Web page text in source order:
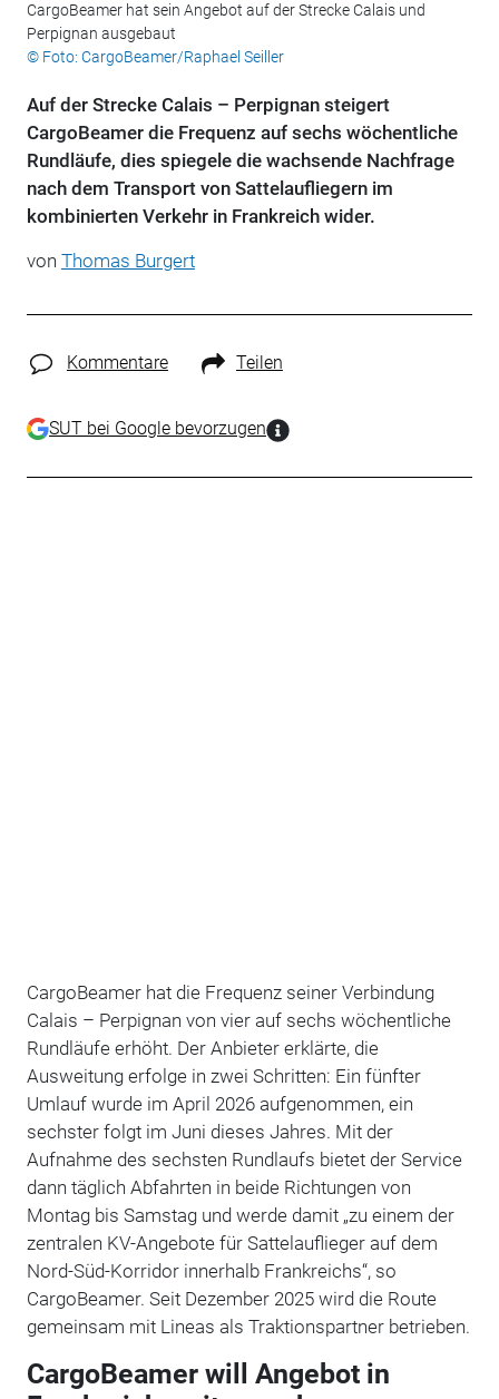
CargoBeamer hat sein Angebot auf der Strecke Calais und
Perpignan ausgebaut
© Foto: CargoBeamer/Raphael Seiller
Auf der Strecke Calais – Perpignan steigert
CargoBeamer die Frequenz auf sechs wöchentliche
Rundläufe, dies spiegele die wachsende Nachfrage
nach dem Transport von Sattelaufliegern im
kombinierten Verkehr in Frankreich wider.
von Thomas Burgert
Kommentare Teilen
SUT bei Google bevorzugen
CargoBeamer hat die Frequenz seiner Verbindung
Calais – Perpignan von vier auf sechs wöchentliche
Rundläufe erhöht. Der Anbieter erklärte, die
Ausweitung erfolge in zwei Schritten: Ein fünfter
Umlauf wurde im April 2026 aufgenommen, ein
sechster folgt im Juni dieses Jahres. Mit der
Aufnahme des sechsten Rundlaufs bietet der Service
dann täglich Abfahrten in beide Richtungen von
Montag bis Samstag und werde damit „zu einem der
zentralen KV-Angebote für Sattelauflieger auf dem
Nord-Süd-Korridor innerhalb Frankreichs“, so
CargoBeamer. Seit Dezember 2025 wird die Route
gemeinsam mit Lineas als Traktionspartner betrieben.
CargoBeamer will Angebot in